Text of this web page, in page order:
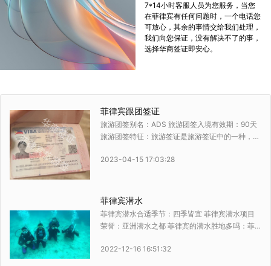
7*14小时客服人员为您服务，当您
在菲律宾有任何问题时，一个电话您
可放心，其余的事情交给我们处理，
我们向您保证，没有解决不了的事，
选择华商签证即安心。
菲律宾跟团签证
旅游团签别名：ADS 旅游团签入境有效期：90天
旅游团签特征：旅游签证是旅游签证中的一种，另
团签办理地址： 经总领馆备案认可的旅行社方可
2023-04-15 17:03:28
菲律宾潜水
菲律宾潜水合适季节：四季皆宜 菲律宾潜水项目
荣誉：亚洲潜水之都 菲律宾的潜水胜地多吗：菲
2022-12-16 16:51:32